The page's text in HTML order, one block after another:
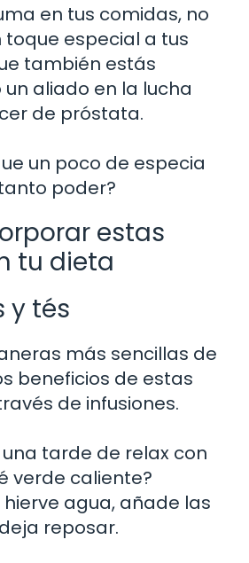
en tus comidas, no
toque especial a tus
también estás
aliado en la lucha
de próstata.
un poco de especia
poder?
estas
tu dieta
y tés
más sencillas de
beneficios de estas
de infusiones.
tarde de relax con
verde caliente?
agua, añade las
reposar.